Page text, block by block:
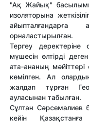
"Ақ Жайық"
изоляторына
орналастырылған.
Тергеу
мүшесін өлтірді
ата-ананың мәйіттері
көмілген. Ал
жалдап тұрған
ауласынан табылған.
Сұлтан Сәрсемалиев
кейін